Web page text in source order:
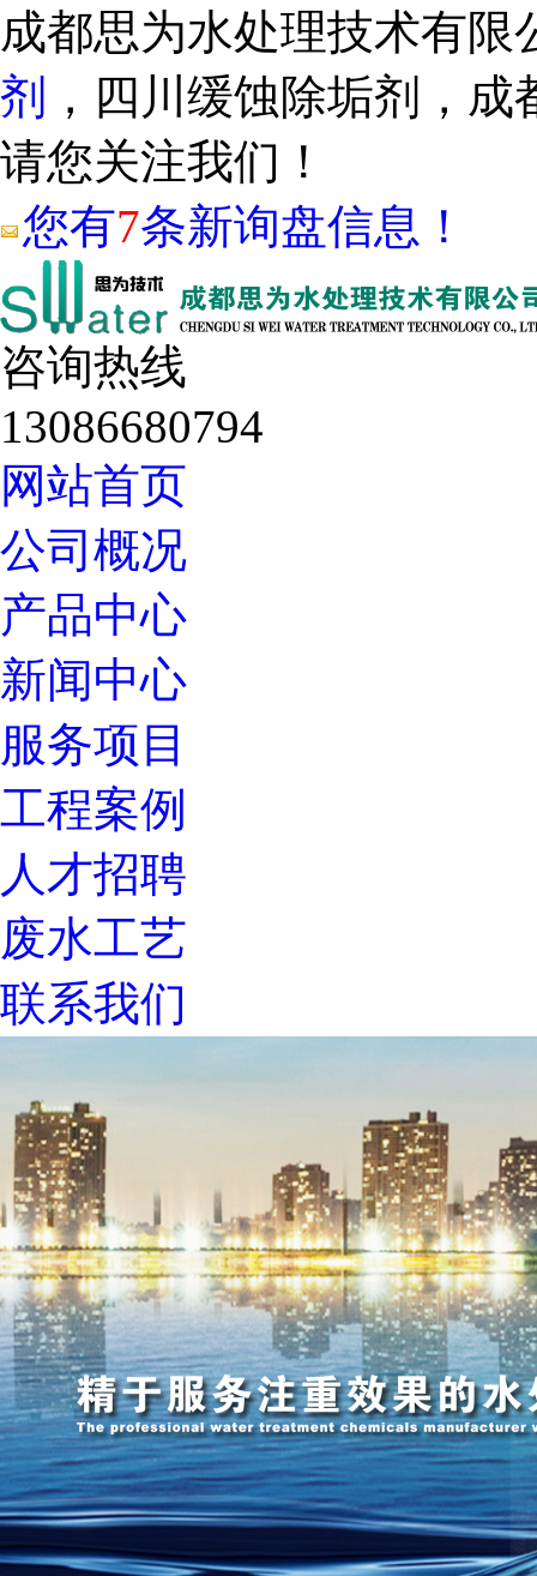
成都思为水处理技术有限
剂
，四川缓蚀除垢剂，
请您关注我们！
您有7条新询盘信息！
咨询热线
13086680794
网站首页
公司概况
产品中心
新闻中心
服务项目
工程案例
人才招聘
废水工艺
联系我们